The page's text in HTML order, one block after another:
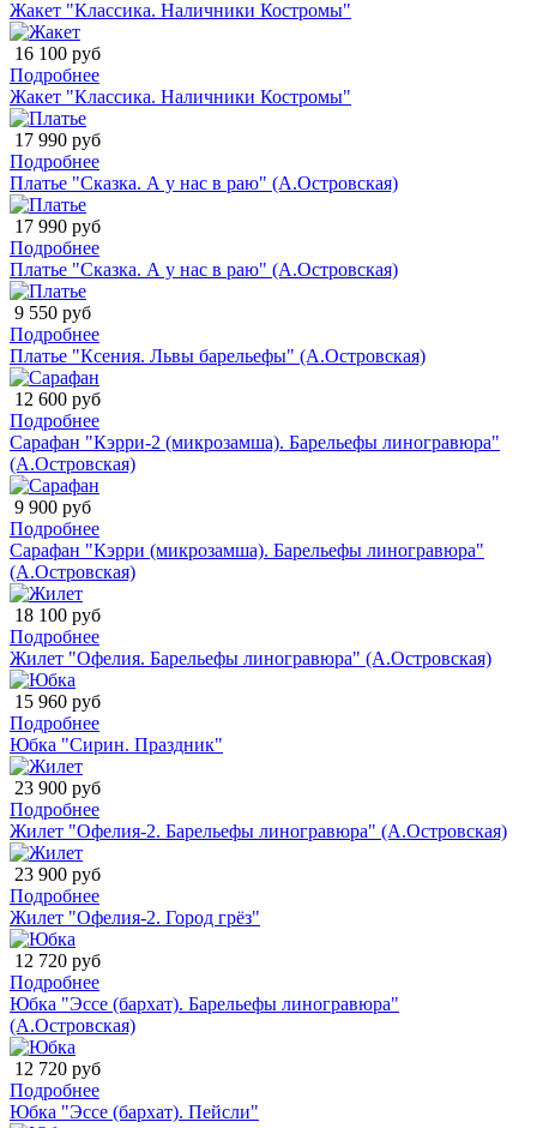
Жакет "Классика. Наличники Костромы"
16 100 руб
Подробнее
Жакет "Классика. Наличники Костромы"
17 990 руб
Подробнее
Платье "Сказка. А у нас в раю" (А.Островская)
17 990 руб
Подробнее
Платье "Сказка. А у нас в раю" (А.Островская)
9 550 руб
Подробнее
Платье "Ксения. Львы барельефы" (А.Островская)
12 600 руб
Подробнее
Сарафан "Кэрри-2 (микрозамша). Барельефы линогравюра"
(А.Островская)
9 900 руб
Подробнее
Сарафан "Кэрри (микрозамша). Барельефы линогравюра"
(А.Островская)
18 100 руб
Подробнее
Жилет "Офелия. Барельефы линогравюра" (А.Островская)
15 960 руб
Подробнее
Юбка "Сирин. Праздник"
23 900 руб
Подробнее
Жилет "Офелия-2. Барельефы линогравюра" (А.Островская)
23 900 руб
Подробнее
Жилет "Офелия-2. Город грёз"
12 720 руб
Подробнее
Юбка "Эссе (бархат). Барельефы линогравюра"
(А.Островская)
12 720 руб
Подробнее
Юбка "Эссе (бархат). Пейсли"